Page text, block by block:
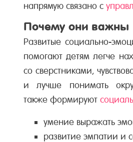
напрямую связано с
Почему они важны
Развитые социально-
помогают детям легче
со сверстниками,
и лучше понимать
также формируют
умение выражать
развитие эмпатии и